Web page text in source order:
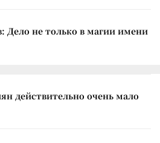
Дело не только в магии имени
действительно очень мало